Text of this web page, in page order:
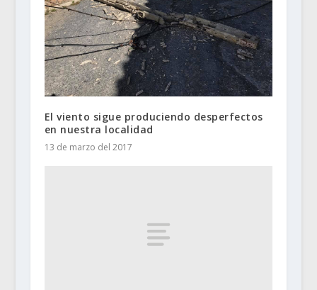
El viento sigue produciendo desperfectos
en nuestra localidad
13 de marzo del 2017